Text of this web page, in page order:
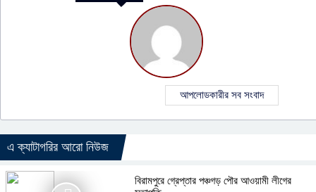
আপলোডকারীর সব সংবাদ
এ ক্যাটাগরির আরো নিউজ
বিরামপুরে গ্রেপ্তার পঞ্চগড় পৌর আওয়ামী লীগের